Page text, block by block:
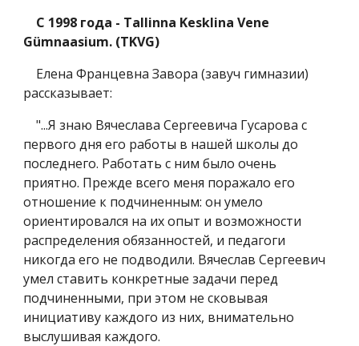
С 1998 года - Tallinna Kesklina Vene
Gümnaasium. (TKVG)
Елена Францевна Завора (завуч гимназии)
рассказывает:
"...Я знаю Вячеслава Сергеевича Гусарова с
первого дня его работы в нашей школы до
последнего. Работать с ним было очень
приятно. Прежде всего меня поражало его
отношение к подчиненным: он умело
ориентировался на их опыт и возможности
распределения обязанностей, и педагоги
никогда его не подводили. Вячеслав Сергеевич
умел ставить конкретные задачи перед
подчиненными, при этом не сковывая
инициативу каждого из них, внимательно
выслушивая каждого.